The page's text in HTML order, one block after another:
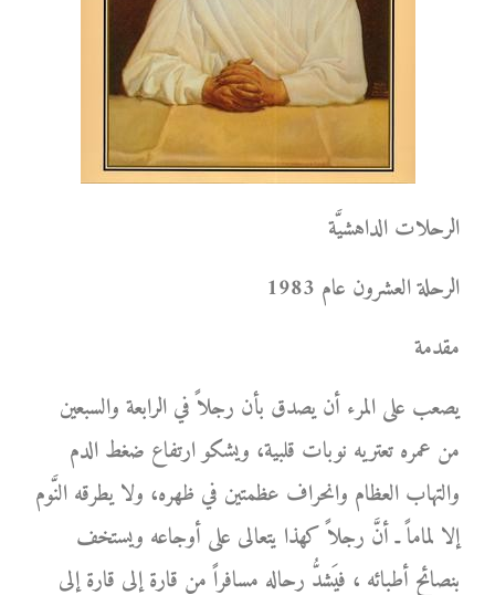
الرحلات الداهشيَّة
الرحلة العشرون عام 1983
مقدمة
يصعب على المرء أن يصدق بأن رجلاً في الرابعة والسبعين
من عمره تعتريه نوبات قلبية، ويشكو ارتفاع ضغط الدم
والتهاب العظام وانحراف عظمتين في ظهره، ولا يطرقه النَّوم
إلا لماماً ـ أنَّ رجلاً كهذا يتعالى على أوجاعه ويستخف
بنصائح أطبائه ، فيَشدُّ رحاله مسافراً من قارة إلى قارة إلى